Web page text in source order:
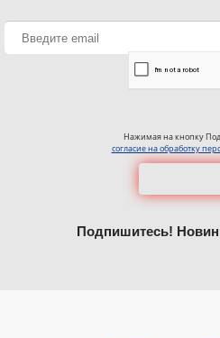
Нажимая на кнопку
согласие на обработку
Подпишитесь!